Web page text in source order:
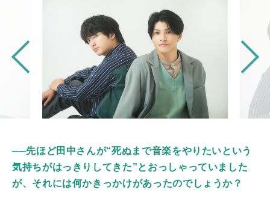
──先ほど田中さんが“死ぬまで音楽をやりたいという
気持ちがはっきりしてきた”とおっしゃっていました
が、それには何かきっかけがあったのでしょうか？